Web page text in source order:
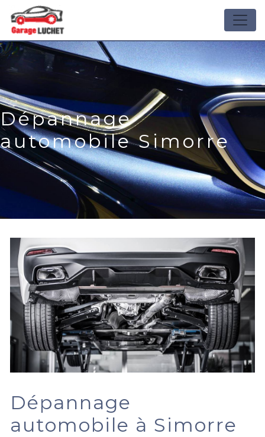
Panneau de gestion des cookies
Dépannage
automobile Simorre
Dépannage
automobile à Simorre